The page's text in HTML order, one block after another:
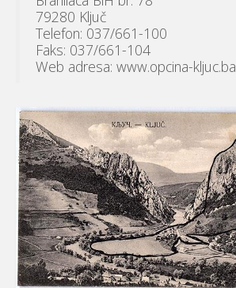
79280 Ključ
Telefon: 037/661-100
Faks: 037/661-104
Web adresa: www.opcina-kljuc.ba